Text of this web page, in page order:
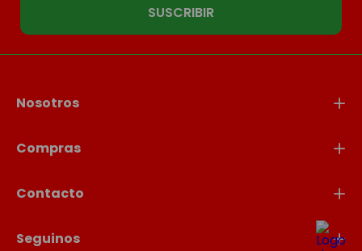
SUSCRIBIR
Nosotros
Compras
Contacto
Seguinos